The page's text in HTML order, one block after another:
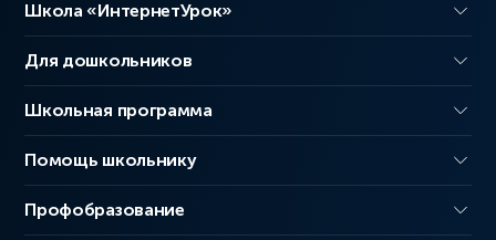
Школа «ИнтернетУрок»
Для дошкольников
Школьная программа
Помощь школьнику
Профобразование